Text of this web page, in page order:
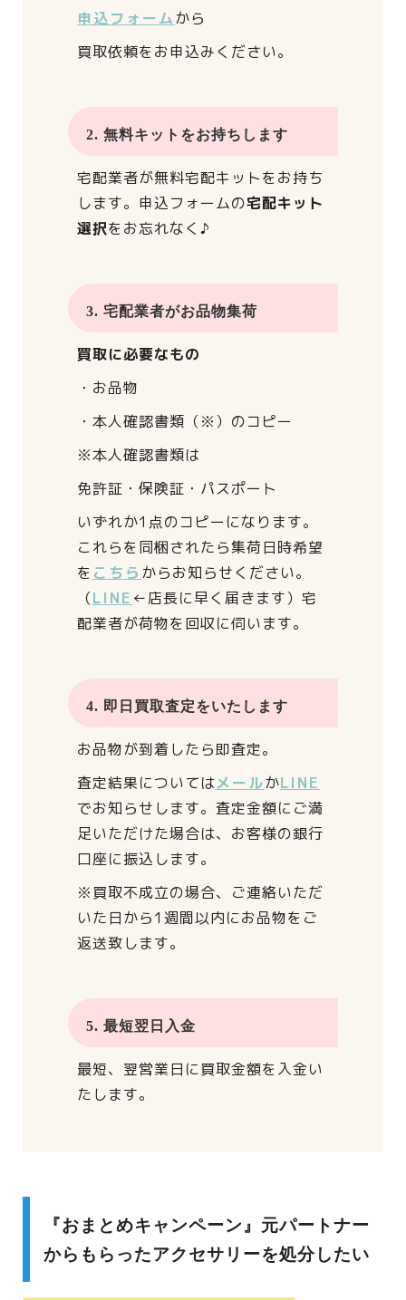
申込フォームから
買取依頼をお申込みください。
2. 無料キットをお持ちします
宅配業者が無料宅配キットをお持ち
します。 申込フォームの宅配キット
選択をお忘れなく♪
3. 宅配業者がお品物集荷
買取に必要なもの
・お品物
・本人確認書類（※）のコピー
※本人確認書類は
免許証・保険証・パスポート
いずれか1点のコピーになります。
これらを同梱されたら集荷日時希望
を こちら からお知らせください。
（LINE ←店長に早く届きます） 宅
配業者が荷物を回収に伺います。
4. 即日買取査定をいたします
お品物が到着したら即査定。
査定結果についてはメールかLINE
でお知らせします。 査定金額にご満
足いただけた場合は、 お客様の銀行
口座に振込します。
※買取不成立の場合、 ご連絡いただ
いた日から1週間以内にお品物をご
返送致します。
5. 最短翌日入金
最短、翌営業日に買取金額を入金い
たします。
『おまとめキャンペーン』元パートナー
からもらったアクセサリーを処分したい